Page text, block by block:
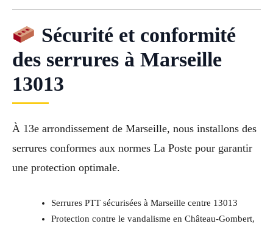
Sécurité et conformité
des serrures à Marseille
13013
À 13e arrondissement de Marseille, nous installons des
serrures conformes aux normes La Poste pour garantir
une protection optimale.
Serrures PTT sécurisées à Marseille centre 13013
Protection contre le vandalisme en Château-Gombert,